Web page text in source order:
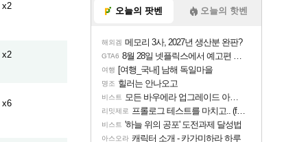
x2
x2
x6
오늘의 팟벤 오늘의 핫벤
해외겜 메모리 3사, 2027년 생산분 완판?
GTA6 8월 28일 넷플릭스에서 예고편 공개 예정
여행 [여행_국내] 남해 독일마을
명조 힐러는 안나오고
비스트 모든 바우에라 업그레이드 아이템 획득 위치 공략 (89개)
리밋제로 프롤로그 테스트를 마치고.. (feat. 리아)
비스트 '하늘 위의 공포' 도전과제 달성법
아스오라 캐릭터 소개 - 카가미하라 하루